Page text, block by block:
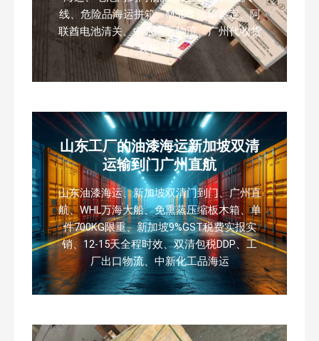
线、危险品海运拼箱、MSDS 运输鉴定、阿
联酋电池清关、中东国际物流、广州代收货
装柜报关
山东工厂的油漆海运新加坡双清
运输到门广州直航
山东油漆海运、新加坡双清门到门、广州直
航、WHL万海大船、免熏蒸压缩板木箱、单
件700KG限重、新加坡9%GST税费实报实
销、12-15天全程时效、双清包税DDP、工
厂出口物流、中新化工品海运